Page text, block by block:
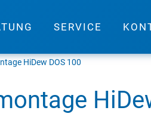
SERVICE
HiDew DOS 100